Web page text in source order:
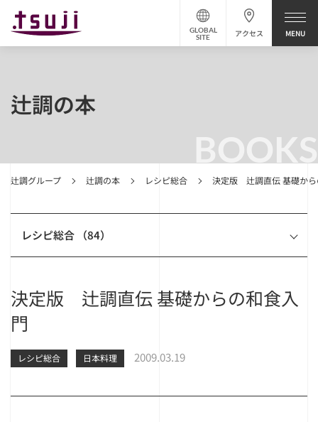
アクセス
GLOBAL
SITE
BOOKS
辻調グループ 辻調の本 レシピ総合 決定版 辻調直伝 基礎から
辻調の本
レシピ総合 （84）
決定版 辻調直伝 基礎からの和食入
門
レシピ総合 日本料理 2009.03.19